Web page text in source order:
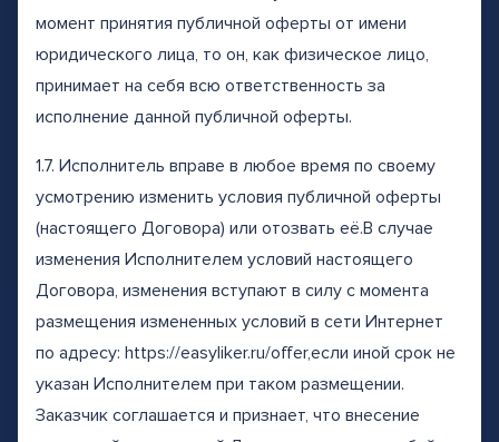
момент принятия публичной оферты от имени
юридического лица, то он, как физическое лицо,
принимает на себя всю ответственность за
исполнение данной публичной оферты.
1.7. Исполнитель вправе в любое время по своему
усмотрению изменить условия публичной оферты
(настоящего Договора) или отозвать её.В случае
изменения Исполнителем условий настоящего
Договора, изменения вступают в силу с момента
размещения измененных условий в сети Интернет
по адресу: https://easyliker.ru/offer,если иной срок не
указан Исполнителем при таком размещении.
Заказчик соглашается и признает, что внесение